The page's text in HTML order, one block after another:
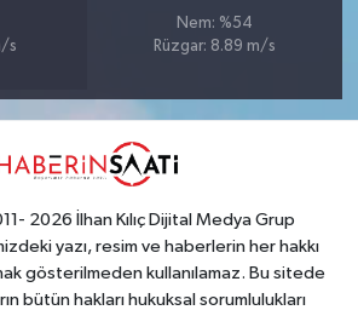
s
Nem: %54
Rüzgar: 8.89 m/s
2026 İlhan Kılıç Dijital Medya Grup
yazı, resim ve haberlerin her hakkı
gösterilmeden kullanılamaz. Bu sitede
bütün hakları hukuksal sorumlulukları